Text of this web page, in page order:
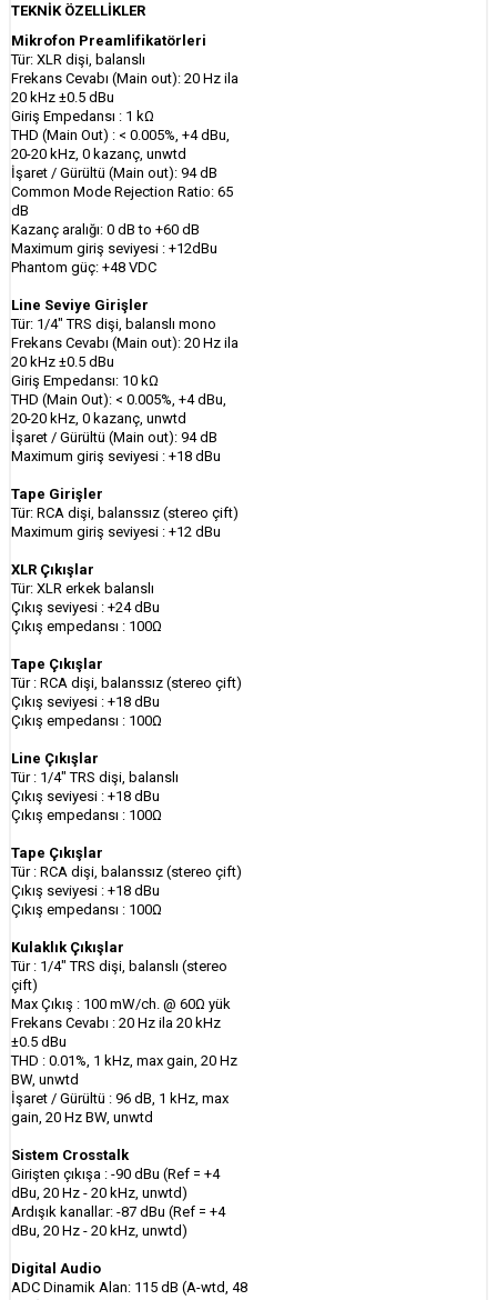
TEKNİK ÖZELLİKLER
Mikrofon Preamlifikatörleri
Tür: XLR dişi, balanslı
Frekans Cevabı (Main out): 20 Hz ila
20 kHz ±0.5 dBu
Giriş Empedansı : 1 kΩ
THD (Main Out) : < 0.005%, +4 dBu,
20-20 kHz, 0 kazanç, unwtd
İşaret / Gürültü (Main out): 94 dB
Common Mode Rejection Ratio: 65
dB
Kazanç aralığı: 0 dB to +60 dB
Maximum giriş seviyesi : +12dBu
Phantom güç: +48 VDC
Line Seviye Girişler
Tür: 1/4" TRS dişi, balanslı mono
Frekans Cevabı (Main out): 20 Hz ila
20 kHz ±0.5 dBu
Giriş Empedansı: 10 kΩ
THD (Main Out): < 0.005%, +4 dBu,
20-20 kHz, 0 kazanç, unwtd
İşaret / Gürültü (Main out): 94 dB
Maximum giriş seviyesi : +18 dBu
Tape Girişler
Tür: RCA dişi, balanssız (stereo çift)
Maximum giriş seviyesi : +12 dBu
XLR Çıkışlar
Tür: XLR erkek balanslı
Çıkış seviyesi : +24 dBu
Çıkış empedansı : 100Ω
Tape Çıkışlar
Tür : RCA dişi, balanssız (stereo çift)
Çıkış seviyesi : +18 dBu
Çıkış empedansı : 100Ω
Line Çıkışlar
Tür : 1/4" TRS dişi, balanslı
Çıkış seviyesi : +18 dBu
Çıkış empedansı : 100Ω
Tape Çıkışlar
Tür : RCA dişi, balanssız (stereo çift)
Çıkış seviyesi : +18 dBu
Çıkış empedansı : 100Ω
Kulaklık Çıkışlar
Tür : 1/4" TRS dişi, balanslı (stereo
çift)
Max Çıkış : 100 mW/ch. @ 60Ω yük
Frekans Cevabı : 20 Hz ila 20 kHz
±0.5 dBu
THD : 0.01%, 1 kHz, max gain, 20 Hz
BW, unwtd
İşaret / Gürültü : 96 dB, 1 kHz, max
gain, 20 Hz BW, unwtd
Sistem Crosstalk
Girişten çıkışa : -90 dBu (Ref = +4
dBu, 20 Hz - 20 kHz, unwtd)
Ardışık kanallar: -87 dBu (Ref = +4
dBu, 20 Hz - 20 kHz, unwtd)
Digital Audio
ADC Dinamik Alan: 115 dB (A-wtd, 48